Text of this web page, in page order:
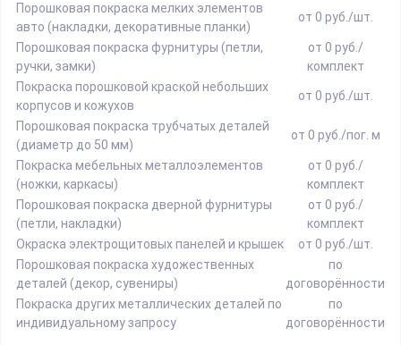
Порошковая покраска мелких элементов
авто (накладки, декоративные планки)
от 0 руб./шт.
Порошковая покраска фурнитуры (петли,
ручки, замки)
от 0 руб./
комплект
Покраска порошковой краской небольших
корпусов и кожухов
от 0 руб./шт.
Порошковая покраска трубчатых деталей
(диаметр до 50 мм)
от 0 руб./пог. м
Покраска мебельных металлоэлементов
(ножки, каркасы)
от 0 руб./
комплект
Порошковая покраска дверной фурнитуры
(петли, накладки)
от 0 руб./
комплект
Окраска электрощитовых панелей и крышек
от 0 руб./шт.
Порошковая покраска художественных
деталей (декор, сувениры)
по
договорённости
Покраска других металлических деталей по
индивидуальному запросу
по
договорённости